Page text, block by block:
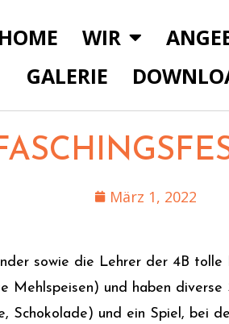
HOME WIR
GALERIE
März 1, 2022
sowie die Lehrer der 4B
Mehlspeisen) und haben
Schokolade) und ein Spiel, bei